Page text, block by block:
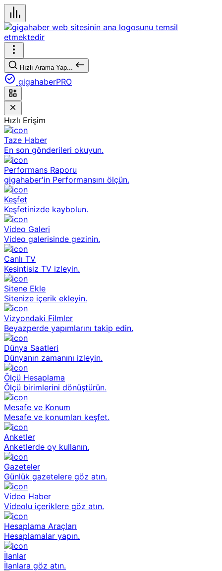
Hızlı Arama Yap...
gigahaberPRO
Hızlı Erişim
Taze Haber
En son gönderileri okuyun.
Performans Raporu
gigahaber'in Performansını ölçün.
Keşfet
Keşfetinizde kaybolun.
Video Galeri
Video galerisinde gezinin.
Canlı TV
Kesintisiz TV izleyin.
Sitene Ekle
Sitenize içerik ekleyin.
Vizyondaki Filmler
Beyazperde yapımlarını takip edin.
Dünya Saatleri
Dünyanın zamanını izleyin.
Ölçü Hesaplama
Ölçü birimlerini dönüştürün.
Mesafe ve Konum
Mesafe ve konumları keşfet.
Anketler
Anketlerde oy kullanın.
Gazeteler
Günlük gazetelere göz atın.
Video Haber
Videolu içeriklere göz atın.
Hesaplama Araçları
Hesaplamalar yapın.
İlanlar
İlanlara göz atın.